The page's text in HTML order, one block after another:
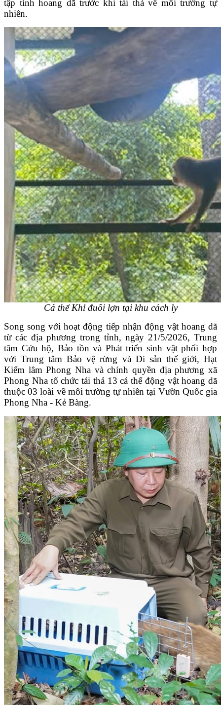
tập tính hoang dã trước khi tái thả về môi trường tự
nhiên.
Cá thể Khỉ đuôi lợn tại khu cách ly
Song song với hoạt động tiếp nhận động vật hoang dã
từ các địa phương trong tỉnh, ngày 21/5/2026, Trung
tâm Cứu hộ, Bảo tồn và Phát triển sinh vật phối hợp
với Trung tâm Bảo vệ rừng và Di sản thế giới, Hạt
Kiểm lâm Phong Nha và chính quyền địa phương xã
Phong Nha tổ chức tái thả 13 cá thể động vật hoang dã
thuộc 03 loài về môi trường tự nhiên tại Vườn Quốc gia
Phong Nha - Kẻ Bàng.